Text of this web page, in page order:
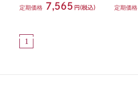
定期価格 7,565 円(税込) 定期価格
1